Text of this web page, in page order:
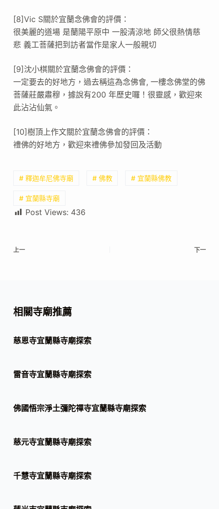
[8]Vic S關於宜蘭念佛會的評價：
很美麗的道場 是蘭陽平原中 一股清涼地 師父很熱情慈
悲 義工菩薩把到訪者當作是家人一般親切
[9]沈小棋關於宜蘭念佛會的評價：
一定要去的好地方，過去稱這為念佛會, 一樓念佛堂的佛
菩薩莊嚴肅穆，據說有200 年歷史囉！很靈感，歡迎來
此沾沾仙氣。
[10]樹頂上作文關於宜蘭念佛會的評價：
禮佛的好地方，歡迎來禮佛參加發回及活動
# 釋迦牟尼佛寺廟 # 佛教 # 宜蘭縣佛教
# 宜蘭縣寺廟
Post Views: 436
上一 下一
相關寺廟推薦
慈恩寺宜蘭縣寺廟探索
雷音寺宜蘭縣寺廟探索
佛國悟宗淨土彌陀禪寺宜蘭縣寺廟探索
慈元寺宜蘭縣寺廟探索
千慧寺宜蘭縣寺廟探索